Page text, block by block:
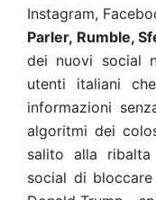
Instagram,
Parler, Rumble,
dei nuovi social
utenti italiani
informazioni
algoritmi dei
salito alla
social di